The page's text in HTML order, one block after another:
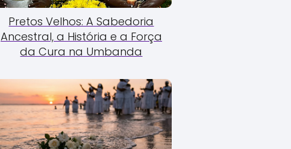
Pretos Velhos: A Sabedoria
Ancestral, a História e a Força
da Cura na Umbanda